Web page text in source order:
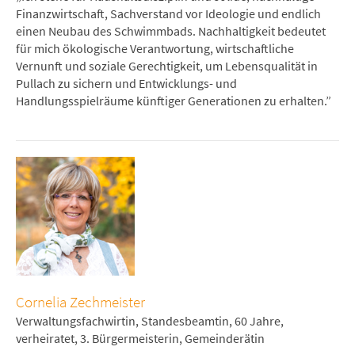
Finanzwirtschaft, Sachverstand vor Ideologie und endlich
einen Neubau des Schwimmbads. Nachhaltigkeit bedeutet
für mich ökologische Verantwortung, wirtschaftliche
Vernunft und soziale Gerechtigkeit, um Lebensqualität in
Pullach zu sichern und Entwicklungs- und
Handlungsspielräume künftiger Generationen zu erhalten.”
Cornelia Zechmeister
Verwaltungsfachwirtin, Standesbeamtin, 60 Jahre,
verheiratet, 3. Bürgermeisterin, Gemeinderätin